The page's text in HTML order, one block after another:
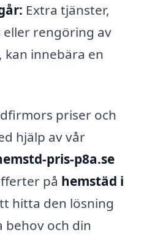
Extra tjänster,
rengöring av
kan innebära en
priser och
hjälp av vår
pris-p8a.se
på hemstäd i
hitta den lösning
behov och din